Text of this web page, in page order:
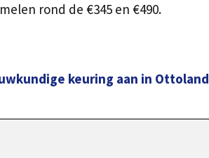
rond de €345 en €490.
keuring aan in Ottoland